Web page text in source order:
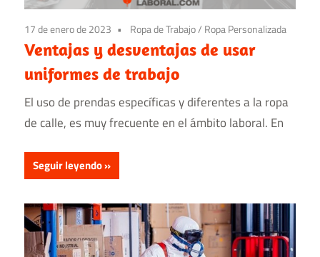
17 de enero de 2023 Ropa de Trabajo/ Ropa Personalizada
Ventajas y desventajas de usar
uniformes de trabajo
El uso de prendas específicas y diferentes a la ropa
de calle, es muy frecuente en el ámbito laboral. En
Seguir leyendo